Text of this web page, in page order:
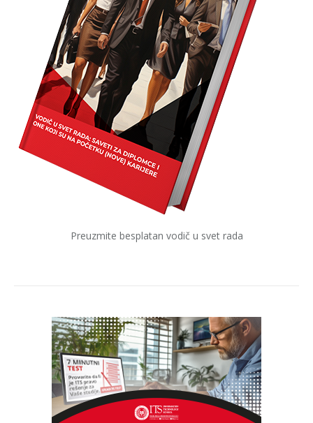
Preuzmite besplatan vodič u svet rada